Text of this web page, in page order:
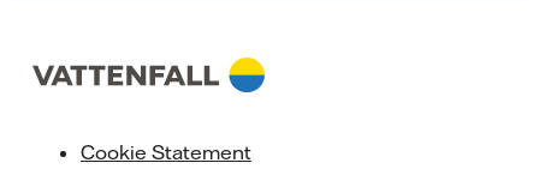
Cookie Statement